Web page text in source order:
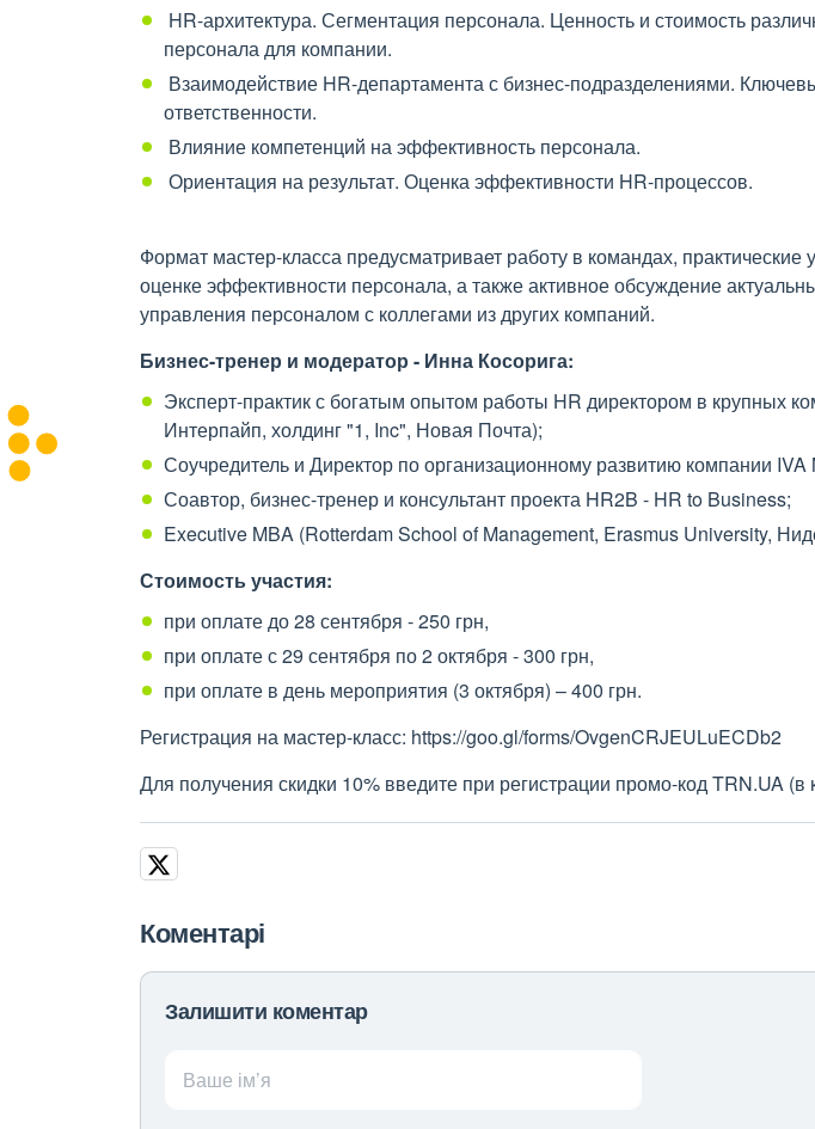
HR-архитектура. Сегментация персонала. Ценность и стоимость
персонала для компании.
Взаимодействие HR-департамента с бизнес-подразделениями.
ответственности.
Влияние компетенций на эффективность персонала.
Ориентация на результат. Оценка эффективности HR-процессов.
Формат мастер-класса предусматривает работу в командах, практические
оценке эффективности персонала, а также активное обсуждение
управления персоналом с коллегами из других компаний.
Бизнес-тренер и модератор - Инна Косорига:
Эксперт-практик с богатым опытом работы HR директором в крупных
Интерпайп, холдинг "1, Inc", Новая Почта);
Соучредитель и Директор по организационному развитию компании IVA
Соавтор, бизнес-тренер и консультант проекта HR2B - HR to Business;
Executive MBA (Rotterdam School of Management, Erasmus University,
Стоимость участия:
при оплате до 28 сентября - 250 грн,
при оплате с 29 сентября по 2 октября - 300 грн,
при оплате в день мероприятия (3 октября) – 400 грн.
Регистрация на мастер-класс: https://goo.gl/forms/OvgenCRJEULuECDb2
Для получения скидки 10% введите при регистрации промо-код TRN.UA (в
Коментарі
Залишити коментар
Ваше ім’я